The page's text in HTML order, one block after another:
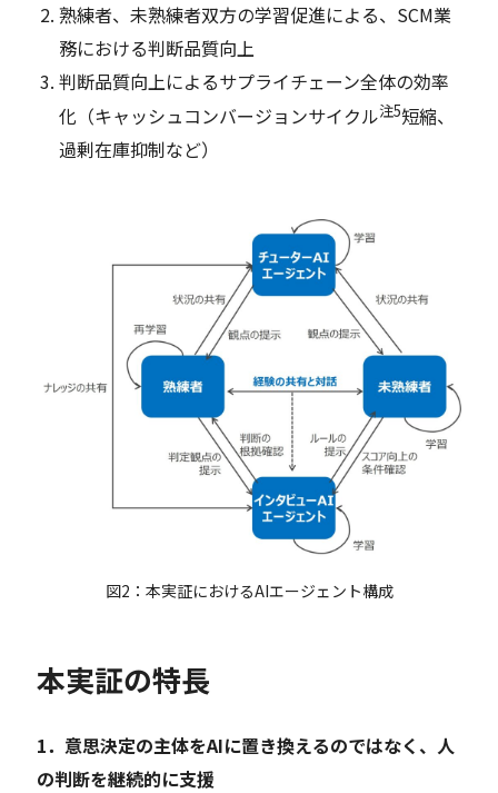
熟練者、未熟練者双方の学習促進による、SCM業
務における判断品質向上
判断品質向上によるサプライチェーン全体の効率
化（キャッシュコンバージョンサイクル注5短縮、
過剰在庫抑制など）
図2：本実証におけるAIエージェント構成
本実証の特長
1．意思決定の主体をAIに置き換えるのではなく、人
の判断を継続的に支援